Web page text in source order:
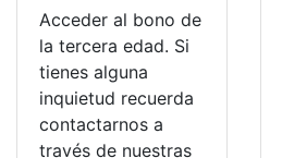
Acceder al bono de
la tercera edad. Si
tienes alguna
inquietud recuerda
contactarnos a
través de nuestras